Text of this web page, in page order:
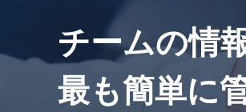
チームの情
最も簡単に